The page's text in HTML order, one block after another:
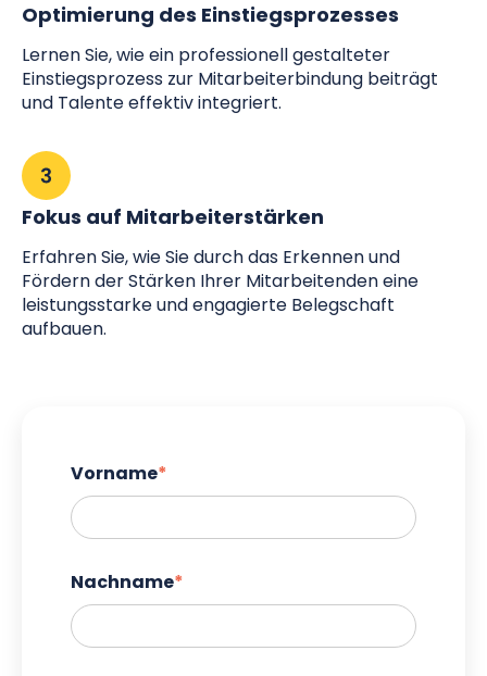
Optimierung des Einstiegsprozesses
Lernen Sie, wie ein professionell gestalteter
Einstiegsprozess zur Mitarbeiterbindung beiträgt
und Talente effektiv integriert.
Fokus auf Mitarbeiterstärken
Erfahren Sie, wie Sie durch das Erkennen und
Fördern der Stärken Ihrer Mitarbeitenden eine
leistungsstarke und engagierte Belegschaft
aufbauen.
Vorname*
Nachname*